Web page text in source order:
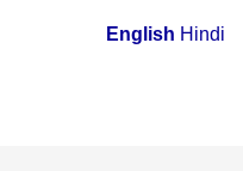
English Hindi